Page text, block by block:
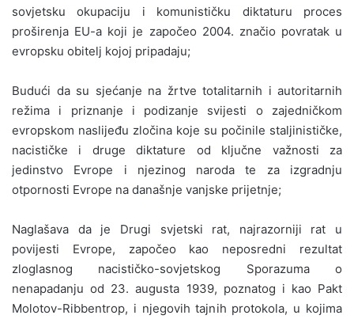
sovjetsku okupaciju i komunističku diktaturu proces
proširenja EU-a koji je započeo 2004. značio povratak u
evropsku obitelj kojoj pripadaju;
Budući da su sjećanje na žrtve totalitarnih i autoritarnih
režima i priznanje i podizanje svijesti o zajedničkom
evropskom naslijeđu zločina koje su počinile staljinističke,
nacističke i druge diktature od ključne važnosti za
jedinstvo Evrope i njezinog naroda te za izgradnju
otpornosti Evrope na današnje vanjske prijetnje;
Naglašava da je Drugi svjetski rat, najrazorniji rat u
povijesti Evrope, započeo kao neposredni rezultat
zloglasnog nacističko-sovjetskog Sporazuma o
nenapadanju od 23. augusta 1939, poznatog i kao Pakt
Molotov-Ribbentrop, i njegovih tajnih protokola, u kojima